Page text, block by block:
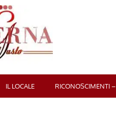
IL LOCALE RICONOSCIMENTI